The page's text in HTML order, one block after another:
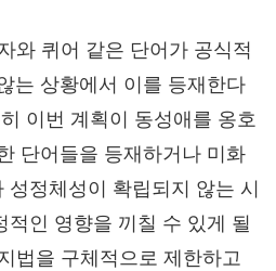
와 퀴어 같은 단어가 공식적
는 상황에서 이를 등재한다
이번 계획이 동성애를 옹호
단어들을 등재하거나 미화
정체성이 확립되지 않는 시
적인 영향을 끼칠 수 있게 될
법을 구체적으로 제한하고